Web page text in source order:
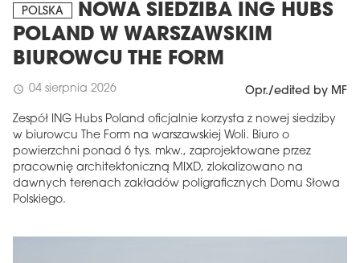
POLSKA
NOWA SIEDZIBA ING HUBS
POLAND W WARSZAWSKIM
BIUROWCU THE FORM
schedule 04 sierpnia 2026 Opr./edited by MF
Zespół ING Hubs Poland oficjalnie korzysta z nowej siedziby
w biurowcu The Form na warszawskiej Woli. Biuro o
powierzchni ponad 6 tys. mkw., zaprojektowane przez
pracownię architektoniczną MIXD, zlokalizowano na
dawnych terenach zakładów poligraficznych Domu Słowa
Polskiego.